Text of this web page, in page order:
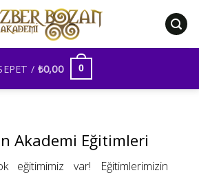
/ ₺0,00 0
Akademi Eğitimleri
eğitimimiz var! Eğitimlerimizin